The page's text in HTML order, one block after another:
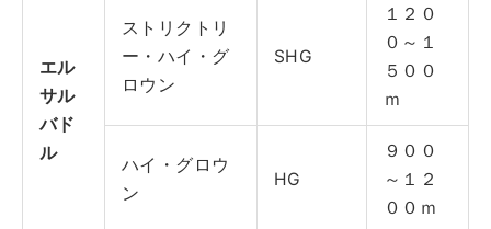
エル
サル
バド
ル
ストリクトリ
ー・ハイ・グ
ロウン
SHG
１２０
０～１
５００
ｍ
ハイ・グロウ
ン
HG
９００
～１２
００ｍ